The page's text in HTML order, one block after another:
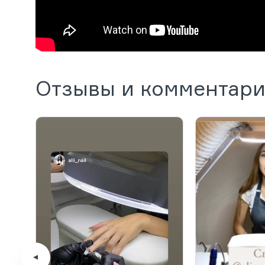
Отзывы и